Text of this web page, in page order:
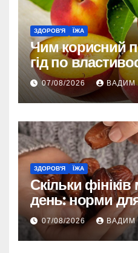
ЗДОРОВ'Я ЇЖА
Чим корисний
гід по
впливі на
07/08/2026 ВАДИМ
ЗДОРОВ'Я ЇЖА
Скільки
день: норми
енергії
07/08/2026 ВАДИМ